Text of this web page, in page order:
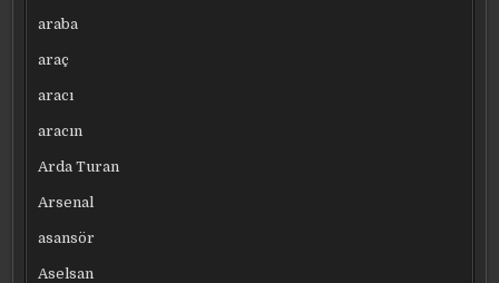
araba
araç
aracı
aracın
Arda Turan
Arsenal
asansör
Aselsan